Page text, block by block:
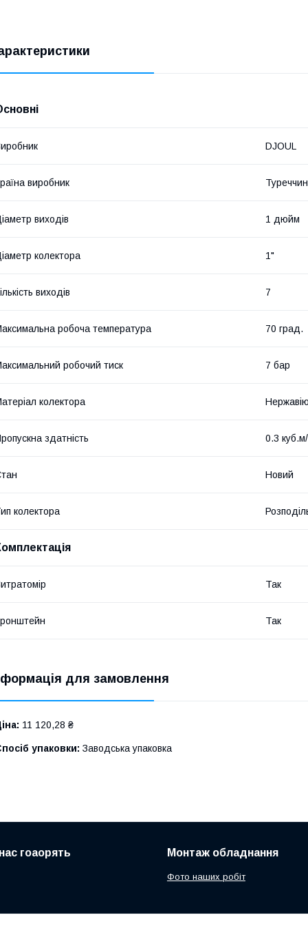
DJOUL
виробник
виходів 1 дюйм
колектора 1"
виходів 7
робоча температура 70 град.
робочий тиск 7 бар
колектора
здатність 0.3
Новий
колектора
Так
Так
для замовлення
11 120,28 ₴
упаковки: Заводська упаковка
гоаорять Монтаж обладнання
Фото наших робіт